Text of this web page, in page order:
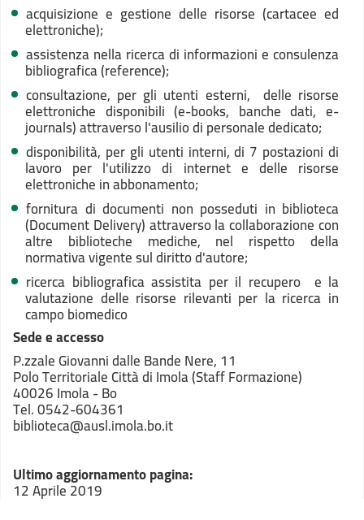
acquisizione e gestione delle risorse (cartacee ed
elettroniche);
assistenza nella ricerca di informazioni e consulenza
bibliografica (reference);
consultazione, per gli utenti esterni, delle risorse
elettroniche disponibili (e-books, banche dati, e-
journals) attraverso l'ausilio di personale dedicato;
disponibilità, per gli utenti interni, di 7 postazioni di
lavoro per l'utilizzo di internet e delle risorse
elettroniche in abbonamento;
fornitura di documenti non posseduti in biblioteca
(Document Delivery) attraverso la collaborazione con
altre biblioteche mediche, nel rispetto della
normativa vigente sul diritto d'autore;
ricerca bibliografica assistita per il recupero e la
valutazione delle risorse rilevanti per la ricerca in
campo biomedico
Sede e accesso
P.zzale Giovanni dalle Bande Nere, 11
Polo Territoriale Città di Imola (Staff Formazione)
40026 Imola - Bo
Tel. 0542-604361
biblioteca@ausl.imola.bo.it
Ultimo aggiornamento pagina:
12 Aprile 2019